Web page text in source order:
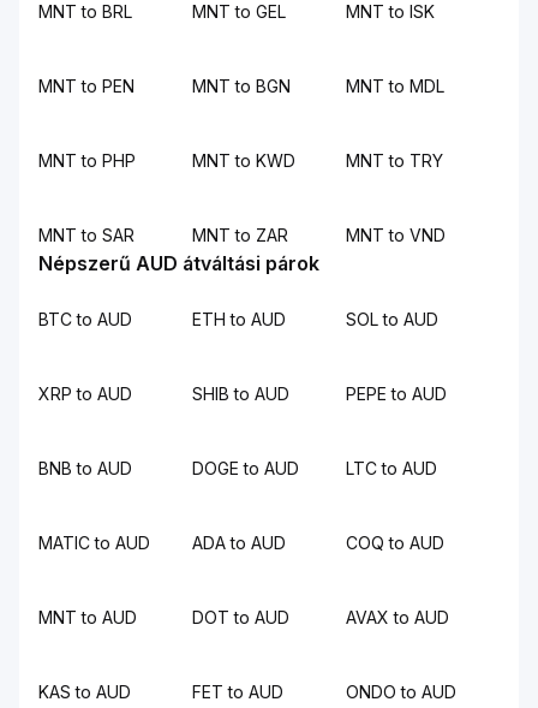
MNT to BRL MNT to GEL MNT to ISK
MNT to PEN MNT to BGN MNT to MDL
MNT to PHP MNT to KWD MNT to TRY
MNT to SAR MNT to ZAR MNT to VND
Népszerű AUD átváltási párok
BTC to AUD ETH to AUD SOL to AUD
XRP to AUD SHIB to AUD PEPE to AUD
BNB to AUD DOGE to AUD LTC to AUD
MATIC to AUD ADA to AUD COQ to AUD
MNT to AUD DOT to AUD AVAX to AUD
KAS to AUD FET to AUD ONDO to AUD